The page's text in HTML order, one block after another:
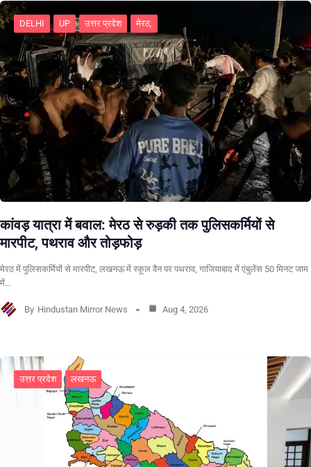
DELHI UP उत्तर प्रदेश मेरठ,
कांवड़ यात्रा में बवाल: मेरठ से रुड़की तक पुलिसकर्मियों से
मारपीट, पथराव और तोड़फोड़
मेरठ में पुलिसकर्मियों से मारपीट, लखनऊ में स्कूल वैन पर पथराव, गाजियाबाद में एंबुलेंस 50 मिनट जाम
में…
By Hindustan Mirror News Aug 4, 2026
उत्तर प्रदेश लखनऊ